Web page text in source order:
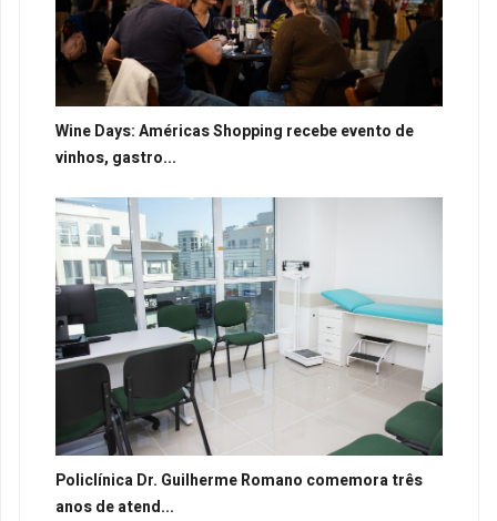
Wine Days: Américas Shopping recebe evento de
vinhos, gastro...
Policlínica Dr. Guilherme Romano comemora três
anos de atend...